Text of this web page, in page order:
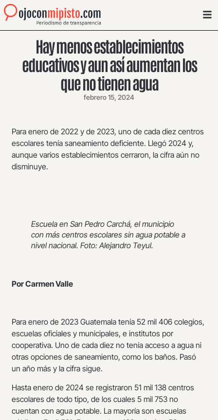
Hay menos establecimientos
educativos y aun así aumentan los
que no tienen agua
febrero 15, 2024
Para enero de 2022 y de 2023, uno de cada diez centros
escolares tenía saneamiento deficiente. Llegó 2024 y,
aunque varios establecimientos cerraron, la cifra aún no
disminuye.
Escuela en San Pedro Carchá, el municipio
con más centros escolares sin agua potable a
nivel nacional. Foto: Alejandro Teyul.
Por Carmen Valle
Para enero de 2023 Guatemala tenía 52 mil 406 colegios,
escuelas oficiales y municipales, e institutos por
cooperativa. Uno de cada diez no tenía acceso a agua ni
otras opciones de saneamiento, como los baños. Pasó
un año más y la cifra sigue.
Hasta enero de 2024 se registraron 51 mil 138 centros
escolares de todo tipo, de los cuales 5 mil 753 no
cuentan con agua potable. La mayoría son escuelas